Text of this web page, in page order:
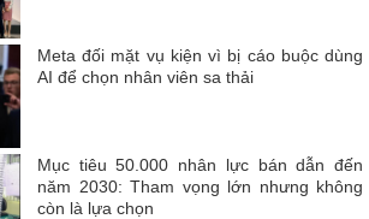
Meta đối mặt vụ kiện vì bị cáo buộc dùng
AI để chọn nhân viên sa thải
Mục tiêu 50.000 nhân lực bán dẫn đến
năm 2030: Tham vọng lớn nhưng không
còn là lựa chọn